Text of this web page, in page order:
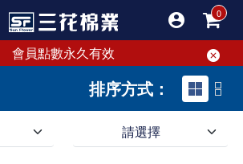
會員點數永久有效
排序方式：
請選擇